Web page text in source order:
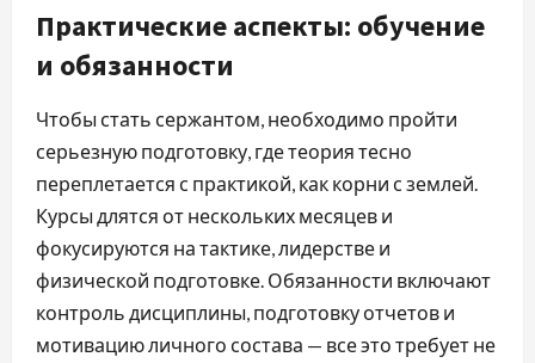
Практические аспекты: обучение
и обязанности
Чтобы стать сержантом, необходимо пройти
серьезную подготовку, где теория тесно
переплетается с практикой, как корни с землей.
Курсы длятся от нескольких месяцев и
фокусируются на тактике, лидерстве и
физической подготовке. Обязанности включают
контроль дисциплины, подготовку отчетов и
мотивацию личного состава — все это требует не